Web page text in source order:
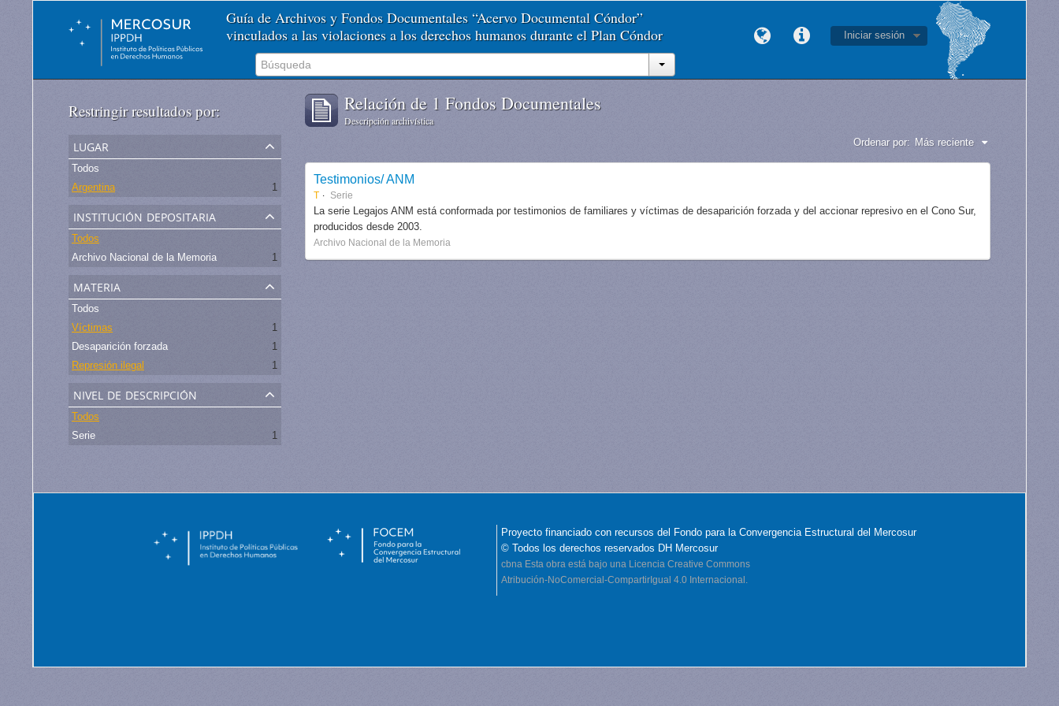
Guía de Archivos y Fondos Documentales “Acervo Documental Cóndor”
vinculados a las violaciones a los derechos humanos durante el Plan Cóndor
Iniciar sesión
Restringir resultados por:
lugar
Todos
Argentina
1
institución depositaria
Todos
Archivo Nacional de la Memoria
1
materia
Todos
Víctimas
1
Desaparición forzada
1
Represión ilegal
1
nivel de descripción
Todos
Serie
1
Relación de 1 Fondos Documentales
Descripción archivística
Ordenar por: Más reciente
Testimonios/ ANM
T Serie
La serie Legajos ANM está conformada por testimonios de familiares y víctimas de desaparición forzada y del accionar represivo en el Cono Sur,
producidos desde 2003.
Archivo Nacional de la Memoria
Proyecto financiado con recursos del Fondo para la Convergencia Estructural del Mercosur
© Todos los derechos reservados DH Mercosur
cbna Esta obra está bajo una Licencia Creative Commons
Atribución-NoComercial-CompartirIgual 4.0 Internacional.